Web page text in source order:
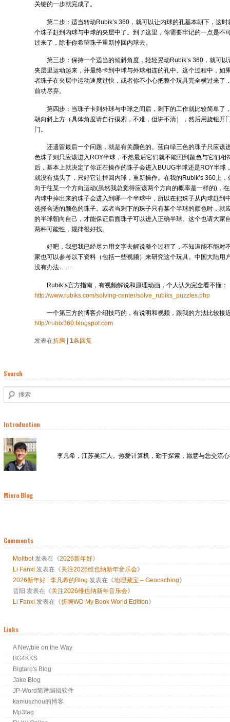
关键的一步就完成了。
第二步：适当转动Rubik’s 360，就可以让内球的孔基本朝下，这
个珠子赶到内球与中球的夹层中了。到了这里，你需要牢记的一点是不
过来了，除非你希望珠子重新掉回内球去。
第三步：保持一个适当的倾斜角度，轻轻晃动Rubik’s 360，就可
夹层里运动起来，并最终卡到中球与外球相连的孔中。这个过程中，如
者珠子在夹层中运动速度过快，或者你不小心把整个玩具完全横过来了
前功尽弃。
第四步：当珠子卡到外球与中球之间后，剩下的工作就比较简单了
朝向斜上方（具体角度请自行摸索，不难，但讲不清），然后用旋钮开
门。
还遗留最后一个问题，就是有关颜色的。蓝白绿三色的珠子只应该
色珠子则只应该进入ROY半球，不然最后它们就不能回到颜色与它们相
后，基本上就决定了你正在操作的珠子会进入BUUG半球还是ROY半球
就没有搞头了，只好它让掉回内球，重新操作。在我的Rubik’s 360上
向于往某一个方向运动(虽然我总觉得应该两个方向的概率是一样的)，
内球中掉出来的珠子会进入到哪一个半球中，所以在把珠子从内球赶到
选择合适的颜色的珠子。或者当剩下的珠子只有某个半球的颜色时，就
的半球朝向自己，才能保证后面珠子可以进入正确半球。这个也请大家
两种可能性，规律很好找。
好吧，我想我已经尽力用文字去解说整个过程了，不知道能不能对
家也可以参考以下资料（包括一些视频）来研究这个玩具。中国大陆用
没有办法……
Rubik’s官方指南，有视频解说和原理动画，个人认为完全看不懂：
http://www.rubiks.com/solving-center/solve_rubiks_puzzles.php
一个第三方的博客介绍技巧的，有说明和视频，跟我的方法比较接
http://rubix360.blogspot.com
发表在折腾 |1条回复
Search
搜索
Introduction
李凡希，江苏吴江人。热爱计算机，勤于探索，愿意与您交流
Micro Blog
Comments
Moltbot发表在《2026新年好》
Li Fanxi 发表在《关注2026维也纳新年音乐会》
2026新年好 | 李凡希的Blog 发表在《地理藏宝 – Geocaching》
晋阳 发表在《关注2026维也纳新年音乐会》
Li Fanxi 发表在《折腾WD My Book World Edition》
Links
A Newbie on the Way
BG4KKS
Bigtaro's Blog
Jake Blog
JP-Word简谱编辑软件
kamuszhou的博客
Mp3tag